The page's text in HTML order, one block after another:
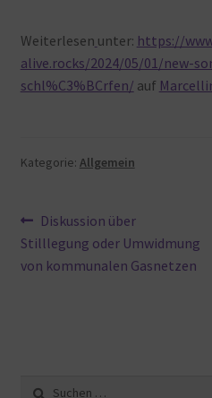
Weiterlesen unter: https://
alive.rocks/2024/05/01/new-
schl%C3%BCrfen/ auf
Kategorie: Allgemein
Vorheriger
Beitrag:
Diskussion über
Stilllegung oder Umwidmung
von kommunalen Gasnetzen